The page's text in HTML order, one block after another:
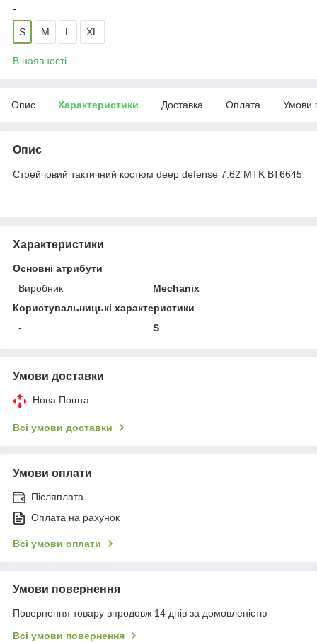
-
S M L XL
В наявності
Опис Характеристики Доставка Оплата Умови
Опис
Стрейчовий тактичний костюм deep defense 7.62 MTK ВТ6645
Характеристики
Основні атрибути
Виробник
Mechanix
Користувальницькі характеристики
-
S
Умови доставки
Нова Пошта
Всі умови доставки
Умови оплати
Післяплата
Оплата на рахунок
Всі умови оплати
Умови повернення
Повернення товару впродовж 14 днів за домовленістю
Всі умови повернення